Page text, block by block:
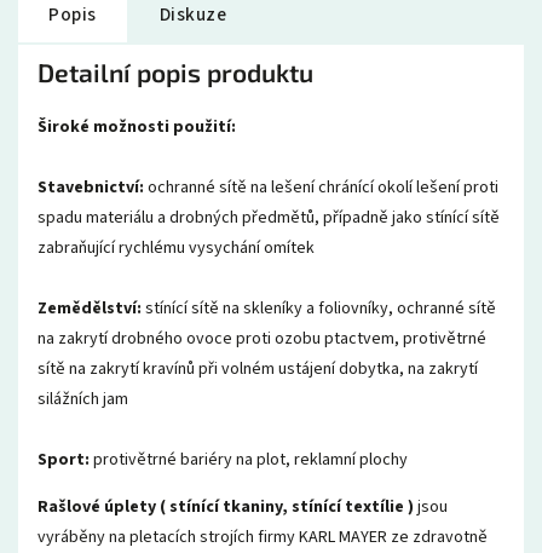
Popis Diskuze
Detailní popis produktu
Široké možnosti použití:
Stavebnictví: ochranné sítě na lešení chránící okolí lešení proti
spadu materiálu a drobných předmětů, případně jako stínící sítě
zabraňující rychlému vysychání omítek
Zemědělství: stínící sítě na skleníky a foliovníky, ochranné sítě
na zakrytí drobného ovoce proti ozobu ptactvem, protivětrné
sítě na zakrytí kravínů při volném ustájení dobytka, na zakrytí
silážních jam
Sport: protivětrné bariéry na plot, reklamní plochy
Rašlové úplety ( stínící tkaniny, stínící textílie ) jsou
vyráběny na pletacích strojích firmy KARL MAYER ze zdravotně